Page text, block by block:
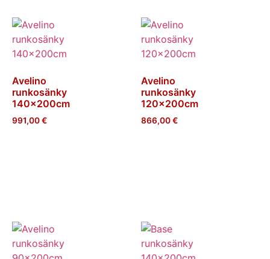
Avelino
runkosänky
140x200cm
991,00€
Avelino
runkosänky
120x200cm
866,00€